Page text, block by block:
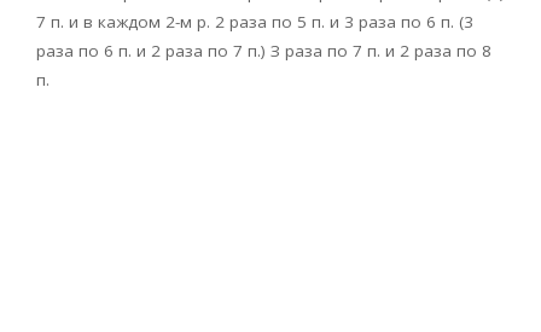
7 п. и в каждом 2-м р. 2 раза по 5 п. и 3 раза по 6 п. (3
раза по 6 п. и 2 раза по 7 п.) З раза по 7 п. и 2 раза по 8
п.